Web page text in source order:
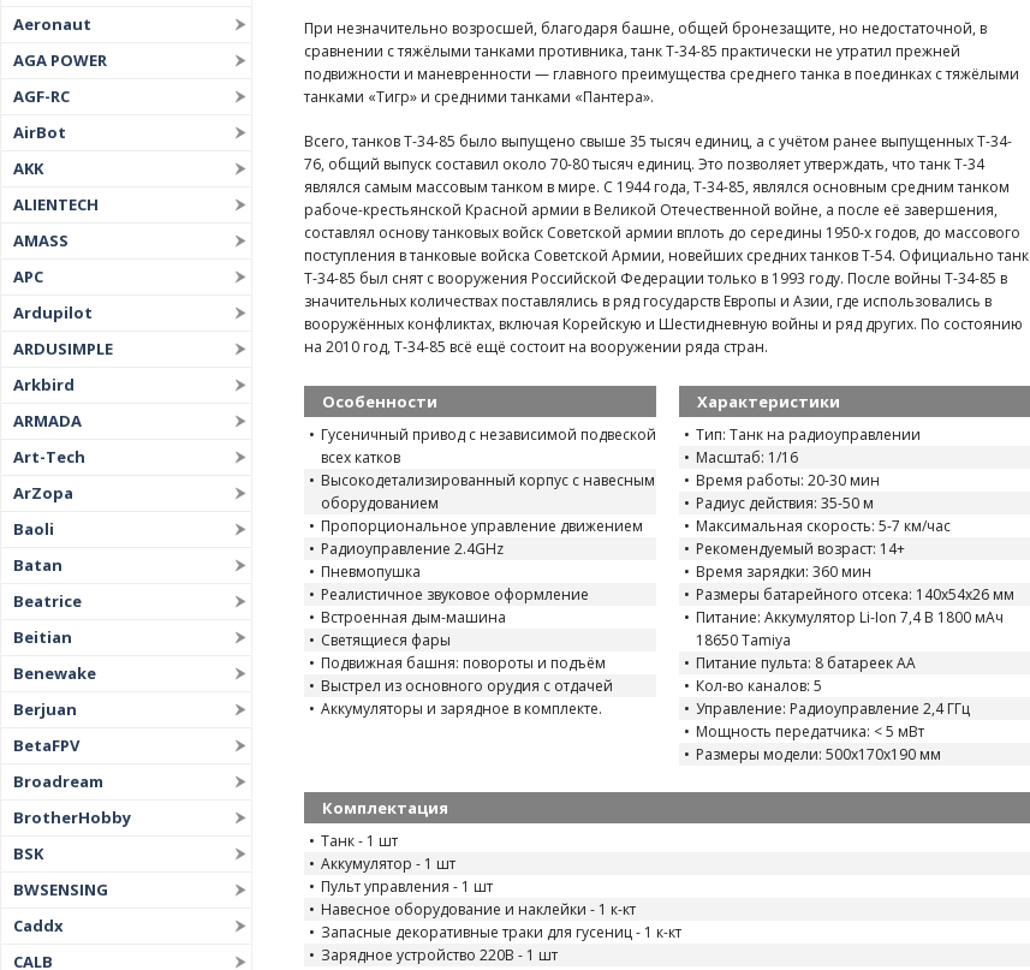
Aeronaut
AGA POWER
AGF-RC
AirBot
AKK
ALIENTECH
AMASS
APC
Ardupilot
ARDUSIMPLE
Arkbird
ARMADA
Art-Tech
ArZopa
Baoli
Batan
Beatrice
Beitian
Benewake
Berjuan
BetaFPV
Broadream
BrotherHobby
BSK
BWSENSING
Caddx
CALB
При незначительно возросшей, благодаря башне, общей бронезащите, но недостаточной, в
сравнении с тяжёлыми танками противника, танк Т-34-85 практически не утратил прежней
подвижности и маневренности — главного преимущества среднего танка в поединках с тяжёлыми
танками «Тигр» и средними танками «Пантера».
Всего, танков Т-34-85 было выпущено свыше 35 тысяч единиц, а с учётом ранее выпущенных Т-34-
76, общий выпуск составил около 70-80 тысяч единиц. Это позволяет утверждать, что танк Т-34
являлся самым массовым танком в мире. С 1944 года, Т-34-85, являлся основным средним танком
рабоче-крестьянской Красной армии в Великой Отечественной войне, а после её завершения,
составлял основу танковых войск Советской армии вплоть до середины 1950-х годов, до массового
поступления в танковые войска Советской Армии, новейших средних танков Т-54. Официально танк
Т-34-85 был снят с вооружения Российской Федерации только в 1993 году. После войны Т-34-85 в
значительных количествах поставлялись в ряд государств Европы и Азии, где использовались в
вооружённых конфликтах, включая Корейскую и Шестидневную войны и ряд других. По состоянию
на 2010 год, Т-34-85 всё ещё состоит на вооружении ряда стран.
Особенности
Гусеничный привод с независимой подвеской
всех катков
Высокодетализированный корпус с навесным
оборудованием
Пропорциональное управление движением
Радиоуправление 2.4GHz
Пневмопушка
Реалистичное звуковое оформление
Встроенная дым-машина
Светящиеся фары
Подвижная башня: повороты и подъём
Выстрел из основного орудия с отдачей
Аккумуляторы и зарядное в комплекте.
Характеристики
Тип: Танк на радиоуправлении
Масштаб: 1/16
Время работы: 20-30 мин
Радиус действия: 35-50 м
Максимальная скорость: 5-7 км/час
Рекомендуемый возраст: 14+
Время зарядки: 360 мин
Размеры батарейного отсека: 140х54х26 мм
Питание: Аккумулятор Li-Ion 7,4 В 1800 мАч
18650 Tamiya
Питание пульта: 8 батареек АА
Кол-во каналов: 5
Управление: Радиоуправление 2,4 ГГц
Мощность передатчика: < 5 мВт
Размеры модели: 500х170х190 мм
Комплектация
Танк - 1 шт
Аккумулятор - 1 шт
Пульт управления - 1 шт
Навесное оборудование и наклейки - 1 к-кт
Запасные декоративные траки для гусениц - 1 к-кт
Зарядное устройство 220В - 1 шт